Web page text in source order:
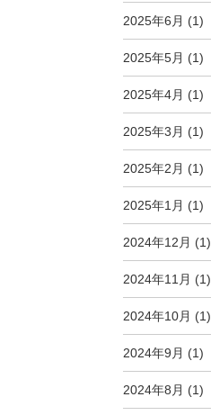
2025年6月 (1)
2025年5月 (1)
2025年4月 (1)
2025年3月 (1)
2025年2月 (1)
2025年1月 (1)
2024年12月 (1)
2024年11月 (1)
2024年10月 (1)
2024年9月 (1)
2024年8月 (1)